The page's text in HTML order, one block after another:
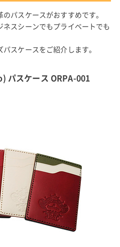
パスケースがおすすめです。
スシーンでもプライベートでも
スケースをご紹介します。
パスケース ORPA-001